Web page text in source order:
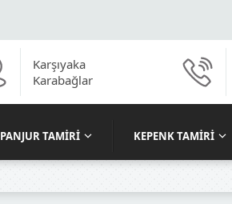
Karşıyaka
Karabağlar
PANJUR TAMIRI KEPENK TAMIRI